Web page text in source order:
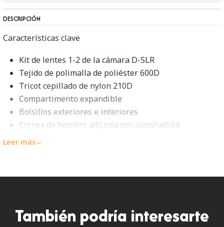
DESCRIPCIÓN
Características clave
Kit de lentes 1-2 de la cámara D-SLR
Tejido de polimalla de poliéster 600D
Tricot cepillado de nylon 210D
Compartimento expandible
Bolsillos exteriores e interiores
Correa de hombro adjunta con almohadilla
Descripción general del
Lowepro
está diseñada para llevar la misma cantidad de cámara y
Leer más
También podría interesarte